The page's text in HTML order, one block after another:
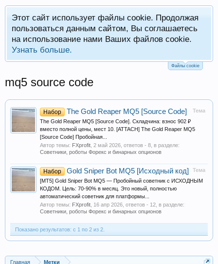
Этот сайт использует файлы cookie. Продолжая
пользоваться данным сайтом, Вы соглашаетесь
на использование нами Ваших файлов cookie.
Узнать больше.
Файлы cookie
mq5 source code
Тема
Набор The Gold Reaper MQ5 [Source Code]
The Gold Reaper MQ5 [Source Code]. Складчина: взнос 902 ₽
вместо полной цены, мест 10. [ATTACH] The Gold Reaper MQ5
[Source Code] Пробойная...
Автор темы: FXprofit 2 май 2026 , ответов - 8, в разделе:
Советники, роботы Форекс и бинарных опционов
Тема
Набор Gold Sniper Bot MQ5 [Исходный код]
[MT5] Gold Sniper Bot MQ5 — Пробойный советник с ИСХОДНЫМ
КОДОМ. Цель: 70-90% в месяц. Это новый, полностью
автоматический советник для платформы...
Автор темы: FXprofit 16 апр 2026 , ответов - 12, в разделе:
Советники, роботы Форекс и бинарных опционов
Показано результатов: с 1 по 2 из 2.
Главная Метки